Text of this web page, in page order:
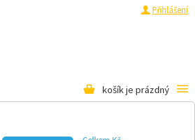
Přihlášení
košík je prázdný